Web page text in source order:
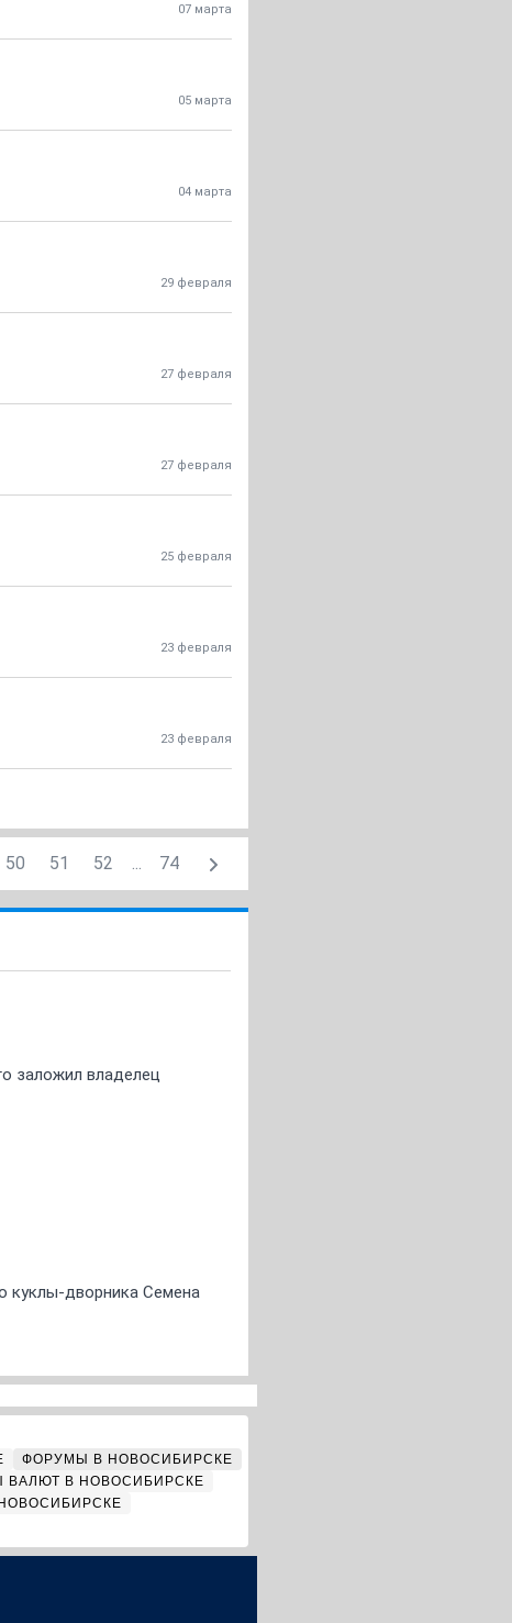
07 марта
05 марта
04 марта
29 февраля
27 февраля
27 февраля
25 февраля
23 февраля
23 февраля
50 51 52 ... 74
заложил владелец
куклы-дворника Семена
ФОРУМЫ В НОВОСИБИРСКЕ
ВАЛЮТ В НОВОСИБИРСКЕ